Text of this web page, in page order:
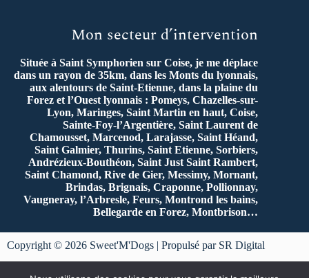
Mon secteur d’intervention
Située à Saint Symphorien sur Coise, je me déplace
dans un rayon de 35km, dans les Monts du lyonnais,
aux alentours de Saint-Etienne, dans la plaine du
Forez et l’Ouest lyonnais : Pomeys, Chazelles-sur-
Lyon, Maringes, Saint Martin en haut, Coise,
Sainte-Foy-l’Argentière, Saint Laurent de
Chamousset, Marcenod, Larajasse, Saint Héand,
Saint Galmier, Thurins, Saint Etienne, Sorbiers,
Andrézieux-Bouthéon, Saint Just Saint Rambert,
Saint Chamond, Rive de Gier, Messimy, Mornant,
Brindas, Brignais, Craponne, Pollionnay,
Vaugneray, l’Arbresle, Feurs, Montrond les bains,
Bellegarde en Forez, Montbrison…
Copyright © 2026 Sweet'M'Dogs | Propulsé par SR Digital